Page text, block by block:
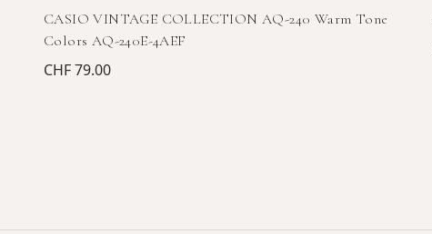
CASIO VINTAGE COLLECTION AQ-240 Warm Tone
Colors AQ-240E-4AEF
CHF 79.00